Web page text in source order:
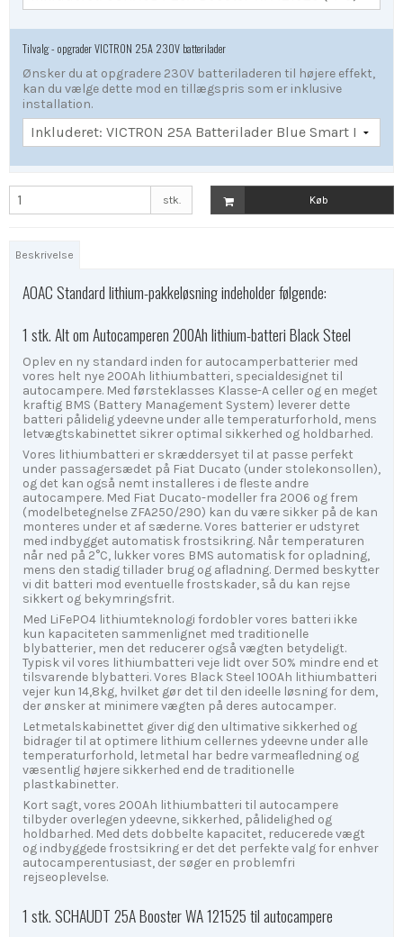
Tilvalg - opgrader VICTRON 25A 230V batterilader
Ønsker du at opgradere 230V batteriladeren til højere effekt,
kan du vælge dette mod en tillægspris som er inklusive
installation.
stk. Køb
Beskrivelse
AOAC Standard lithium-pakkeløsning indeholder følgende:
1 stk. Alt om Autocamperen 200Ah lithium-batteri Black Steel
Oplev en ny standard inden for autocamperbatterier med
vores helt nye 200Ah lithiumbatteri, specialdesignet til
autocampere. Med førsteklasses Klasse-A celler og en meget
kraftig BMS (Battery Management System) leverer dette
batteri pålidelig ydeevne under alle temperaturforhold, mens
letvægtskabinettet sikrer optimal sikkerhed og holdbarhed.
Vores lithiumbatteri er skræddersyet til at passe perfekt
under passagersædet på Fiat Ducato (under stolekonsollen),
og det kan også nemt installeres i de fleste andre
autocampere. Med Fiat Ducato-modeller fra 2006 og frem
(modelbetegnelse ZFA250/290) kan du være sikker på de kan
monteres under et af sæderne. Vores batterier er udstyret
med indbygget automatisk frostsikring. Når temperaturen
når ned på 2°C, lukker vores BMS automatisk for opladning,
mens den stadig tillader brug og afladning. Dermed beskytter
vi dit batteri mod eventuelle frostskader, så du kan rejse
sikkert og bekymringsfrit.
Med LiFePO4 lithiumteknologi fordobler vores batteri ikke
kun kapaciteten sammenlignet med traditionelle
blybatterier, men det reducerer også vægten betydeligt.
Typisk vil vores lithiumbatteri veje lidt over 50% mindre end et
tilsvarende blybatteri. Vores Black Steel 100Ah lithiumbatteri
vejer kun 14,8kg, hvilket gør det til den ideelle løsning for dem,
der ønsker at minimere vægten på deres autocamper.
Letmetalskabinettet giver dig den ultimative sikkerhed og
bidrager til at optimere lithium cellernes ydeevne under alle
temperaturforhold, letmetal har bedre varmeafledning og
væsentlig højere sikkerhed end de traditionelle
plastkabinetter.
Kort sagt, vores 200Ah lithiumbatteri til autocampere
tilbyder overlegen ydeevne, sikkerhed, pålidelighed og
holdbarhed. Med dets dobbelte kapacitet, reducerede vægt
og indbyggede frostsikring er det det perfekte valg for enhver
autocamperentusiast, der søger en problemfri
rejseoplevelse.
1 stk. SCHAUDT 25A Booster WA 121525 til autocampere